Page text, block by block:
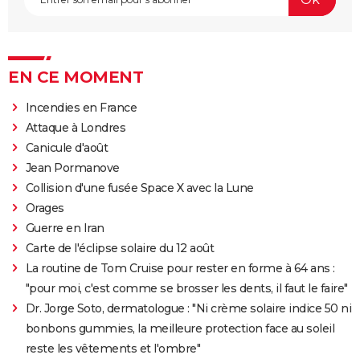
EN CE MOMENT
Incendies en France
Attaque à Londres
Canicule d'août
Jean Pormanove
Collision d'une fusée Space X avec la Lune
Orages
Guerre en Iran
Carte de l'éclipse solaire du 12 août
La routine de Tom Cruise pour rester en forme à 64 ans :
"pour moi, c'est comme se brosser les dents, il faut le faire"
Dr. Jorge Soto, dermatologue : "Ni crème solaire indice 50 ni
bonbons gummies, la meilleure protection face au soleil
reste les vêtements et l'ombre"